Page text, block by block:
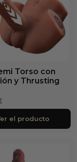
Torso con
y Thrusting
el producto